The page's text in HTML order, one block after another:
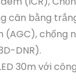
cân bằng
(AGC), chống
DNR).
30m với